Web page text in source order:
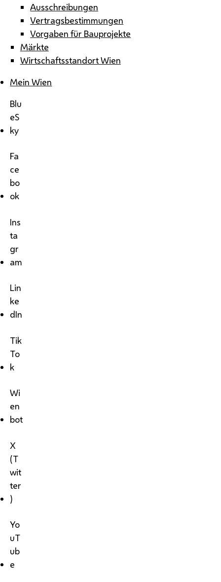
Ausschreibungen
Vertragsbestimmungen
Vorgaben für Bauprojekte
Märkte
Wirtschaftsstandort Wien
Mein Wien
Blu
eS
ky
Fa
ce
bo
ok
Ins
ta
gr
am
Lin
ke
dIn
Tik
To
k
Wi
en
bot
X
(T
wit
ter
)
Yo
uT
ub
e